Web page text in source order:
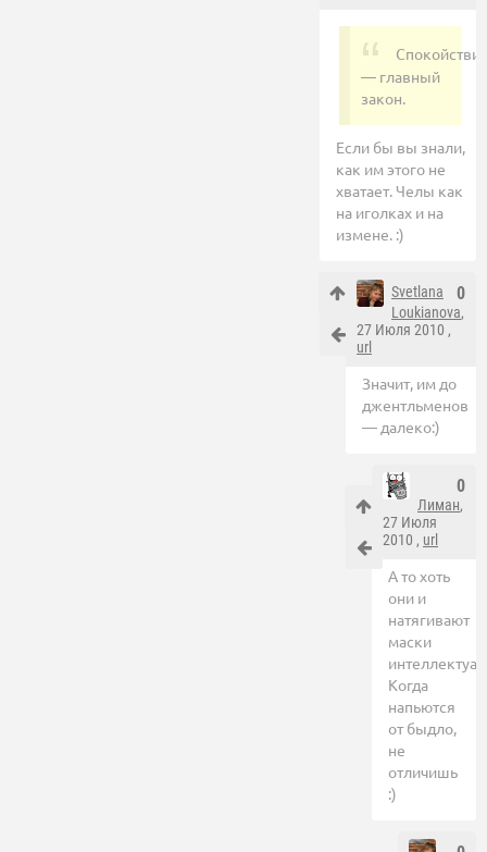
— главный
закон.
Если бы вы знали,
как им этого не
хватает. Челы как
на иголках и на
измене. :)
0
Svetlana
Loukianova,
27 Июля 2010 ,
url
Значит, им до
джентльменов
— далеко:)
0
Лиман,
27 Июля
2010 , url
А то хоть
они и
натягивают
маски
Когда
напьются
от быдло,
не
отличишь
:)